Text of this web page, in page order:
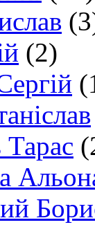
(2)
Тарас